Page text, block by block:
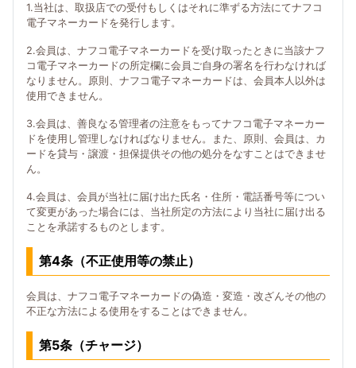
1.当社は、取扱店での受付もしくはそれに準ずる方法にてナフコ
電子マネーカードを発行します。
2.会員は、ナフコ電子マネーカードを受け取ったときに当該ナフ
コ電子マネーカードの所定欄に会員ご自身の署名を行わなければ
なりません。原則、ナフコ電子マネーカードは、会員本人以外は
使用できません。
3.会員は、善良なる管理者の注意をもってナフコ電子マネーカー
ドを使用し管理しなければなりません。また、原則、会員は、カ
ードを貸与・譲渡・担保提供その他の処分をなすことはできませ
ん。
4.会員は、会員が当社に届け出た氏名・住所・電話番号等につい
て変更があった場合には、当社所定の方法により当社に届け出る
ことを承諾するものとします。
第4条（不正使用等の禁止）
会員は、ナフコ電子マネーカードの偽造・変造・改ざんその他の
不正な方法による使用をすることはできません。
第5条（チャージ）